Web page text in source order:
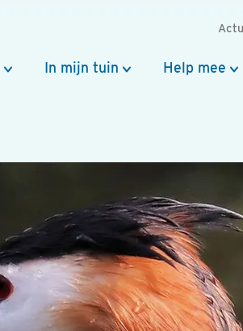
In mijn tuin Help mee